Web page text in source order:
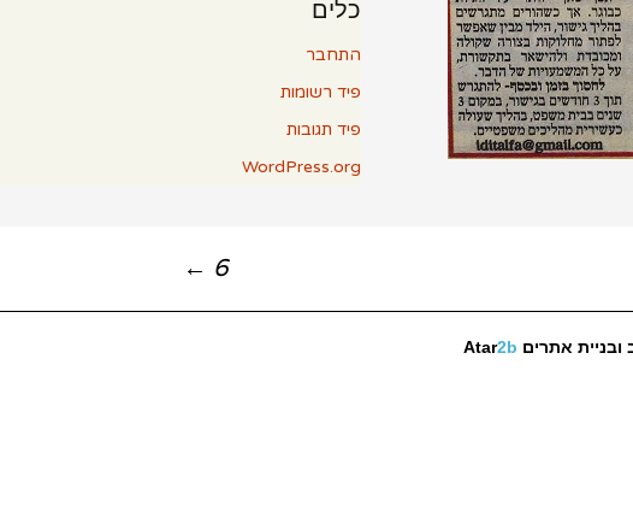
6
←
כלים
התחבר
פיד רשומות
פיד תגובות
WordPress.org
ובניית אתרים Atar2b